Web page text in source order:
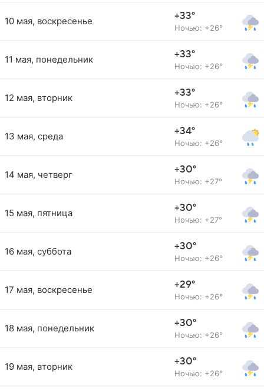
10 мая, воскресенье +33°
Ночью: +26°
11 мая, понедельник +33°
Ночью: +26°
12 мая, вторник +33°
Ночью: +26°
13 мая, среда +34°
Ночью: +26°
14 мая, четверг +30°
Ночью: +27°
15 мая, пятница +30°
Ночью: +27°
16 мая, суббота +30°
Ночью: +26°
17 мая, воскресенье +29°
Ночью: +26°
18 мая, понедельник +30°
Ночью: +26°
19 мая, вторник +30°
Ночью: +26°